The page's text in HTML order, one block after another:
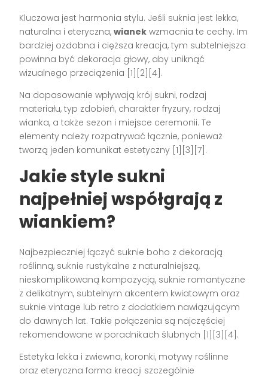
Kluczowa jest harmonia stylu. Jeśli suknia jest lekka,
naturalna i eteryczna,wianek wzmacnia te cechy. Im
bardziej ozdobna i cięższa kreacja, tym subtelniejsza
powinna być dekoracja głowy, aby uniknąć
wizualnego przeciążenia [1][2][4].
Na dopasowanie wpływają krój sukni, rodzaj
materiału, typ zdobień, charakter fryzury, rodzaj
wianka, a także sezon i miejsce ceremonii. Te
elementy należy rozpatrywać łącznie, ponieważ
tworzą jeden komunikat estetyczny [1][3][7].
Jakie style sukni
najpełniej współgrają z
wiankiem?
Najbezpieczniej łączyć suknie boho z dekoracją
roślinną, suknie rustykalne z naturalniejszą,
nieskomplikowaną kompozycją, suknie romantyczne
z delikatnym, subtelnym akcentem kwiatowym oraz
suknie vintage lub retro z dodatkiem nawiązującym
do dawnych lat. Takie połączenia są najczęściej
rekomendowane w poradnikach ślubnych [1][3][4].
Estetyka lekka i zwiewna, koronki, motywy roślinne
oraz eteryczna forma kreacji szczególnie